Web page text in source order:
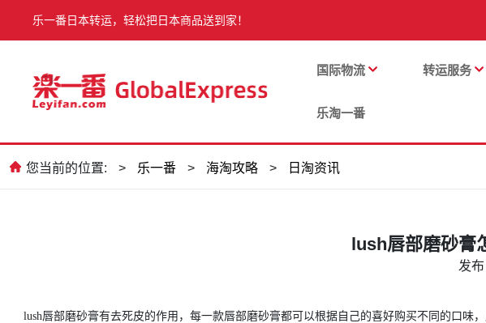
乐一番日本转运，轻松把日本商品送到家！
国际物流 转运服务
乐淘一番
您当前的位置: > 乐一番 > 海淘攻略 > 日淘资讯
lush唇部磨砂膏
发
lush唇部磨砂膏有去死皮的作用，每一款唇部磨砂膏都可以根据自己的喜好购买不同的口味